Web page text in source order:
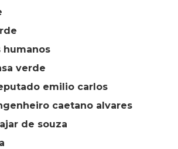
humanos
verde
emilio carlos
caetano alvares
de souza